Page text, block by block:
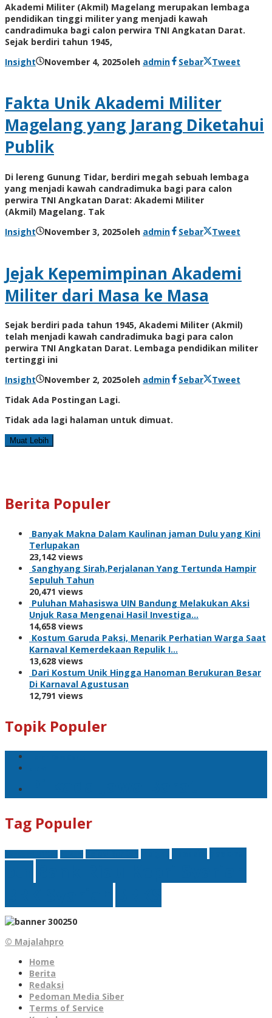
Akademi Militer (Akmil) Magelang merupakan lembaga
pendidikan tinggi militer yang menjadi kawah
candradimuka bagi calon perwira TNI Angkatan Darat.
Sejak berdiri tahun 1945,
Insight
November 4, 2025oleh admin Sebar Tweet
Fakta Unik Akademi Militer
Magelang yang Jarang Diketahui
Publik
Di lereng Gunung Tidar, berdiri megah sebuah lembaga
yang menjadi kawah candradimuka bagi para calon
perwira TNI Angkatan Darat: Akademi Militer
(Akmil) Magelang. Tak
Insight
November 3, 2025oleh admin Sebar Tweet
Jejak Kepemimpinan Akademi
Militer dari Masa ke Masa
Sejak berdiri pada tahun 1945, Akademi Militer (Akmil)
telah menjadi kawah candradimuka bagi para calon
perwira TNI Angkatan Darat. Lembaga pendidikan militer
tertinggi ini
Insight
November 2, 2025oleh admin Sebar
Tweet
Tidak Ada Postingan Lagi.
Tidak ada lagi halaman untuk dimuat.
Muat Lebih
Berita Populer
Banyak Makna Dalam Kaulinan jaman Dulu yang Kini
Terlupakan
23,142 views
Sanghyang Sirah,Perjalanan Yang Tertunda Hampir
Sepuluh Tahun
20,471 views
Puluhan Mahasiswa UIN Bandung Melakukan Aksi
Unjuk Rasa Mengenai Hasil Investiga…
14,658 views
Kostum Garuda Paksi, Menarik Perhatian Warga Saat
Karnaval Kemerdekaan Repulik I…
13,628 views
Dari Kostum Unik Hingga Hanoman Berukuran Besar
Di Karnaval Agustusan
12,791 views
Topik Populer
Tag Populer
© Majalahpro
Home
Berita
Redaksi
Pedoman Media Siber
Terms of Service